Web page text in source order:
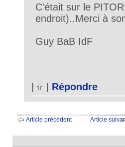
C'était sur le
endroit)..Merci à
Guy BaB IdF
| | Répondre
Article précédent Article